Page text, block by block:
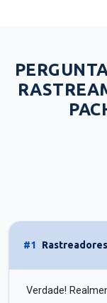
#1
Verdade!